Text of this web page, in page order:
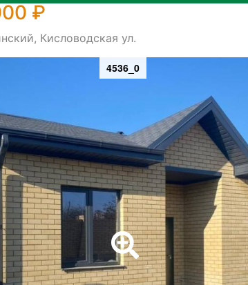
₽
Кисловодская ул.
4536_0